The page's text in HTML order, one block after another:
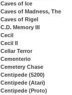
Caves of Ice
Caves of Madness, The
Caves of Rigel
C.D. Memory III
Cecil
Cecil II
Cellar Terror
Cementerio
Cemetery Chase
Centipede (5200)
Centipede (Atari)
Centipede (Proto)